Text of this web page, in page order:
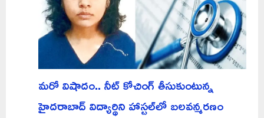
మరో విషాదం.. నీట్ కోచింగ్ తీసుకుంటున్న
హైదరాబాద్ విద్యార్థిని హాస్టల్‌లో బలవన్మరణం